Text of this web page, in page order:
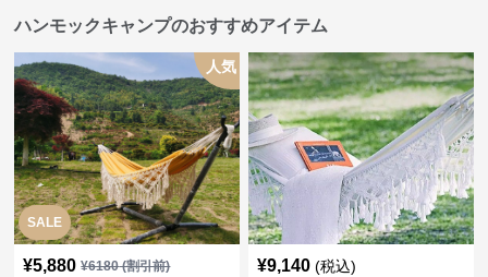
ハンモックキャンプのおすすめアイテム
SALE
人気
¥5,880 ¥6180(割引前) ¥9,140 (税込)